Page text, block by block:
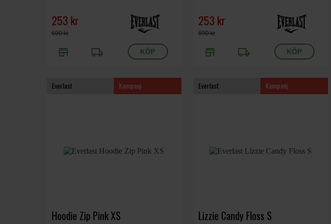
253 kr
690 kr
store local_shipping
253 kr
690 kr
store local_shipping
Everlast Kampanj
Hoodie Zip Pink XS
Everlast Kampanj
Lizzie Candy Floss S